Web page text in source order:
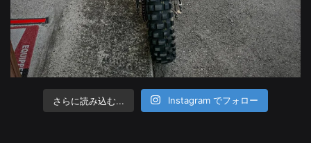
さらに読み込む... Instagram でフォロー